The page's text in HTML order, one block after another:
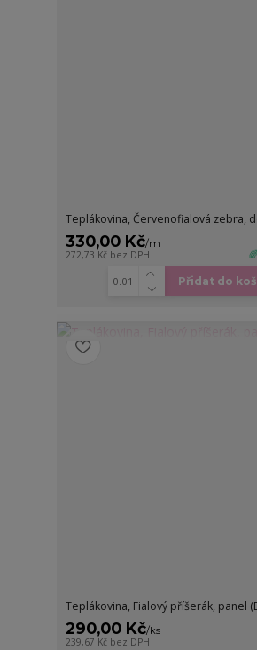
Teplákovina, Červenofialová zebra,
330,00 Kč/m
272,73 Kč bez DPH
Přidat do
Teplákovina, Fialový příšerák, panel
290,00 Kč/ks
239,67 Kč bez DPH